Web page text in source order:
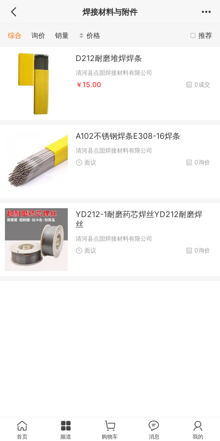
焊接材料与附件
推荐
综合 询价 销量 价格
D212耐磨堆焊焊条
清河县点固焊接材料有限公司
0成交
￥15.00
A102不锈钢焊条E308-16焊条
清河县点固焊接材料有限公司
0询价
面议
YD212-1耐磨药芯焊丝YD212耐磨焊
丝
清河县点固焊接材料有限公司
0询价
面议
首页 频道 购物车 消息 我的